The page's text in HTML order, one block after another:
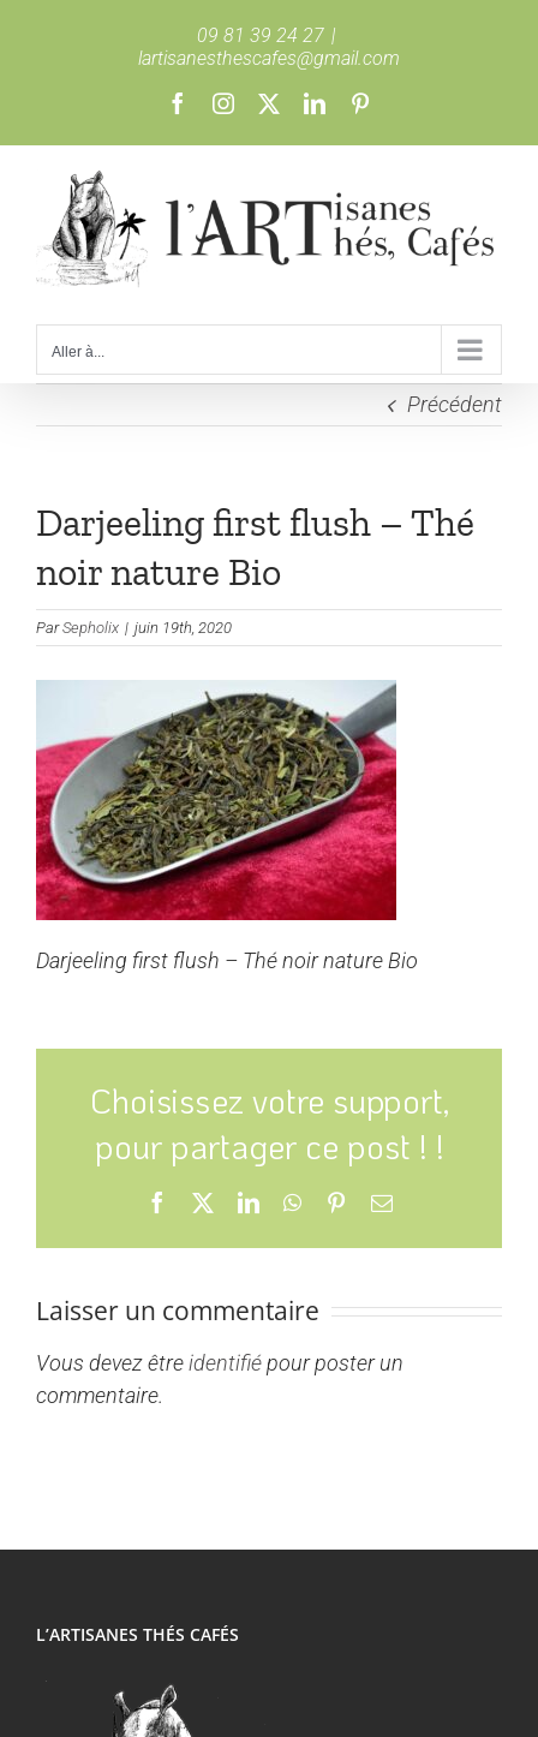
09 81 39 24 27 |
lartisanesthescafes@gmail.com
FacebookInstagram LinkedIn
Aller à...
Précédent
Darjeeling first flush – Thé
noir nature Bio
ParSepholix | juin 19th, 2020
Darjeeling first flush – Thé noir nature Bio
Choisissez votre support,
pour partager ce post ! !
Facebook
X LinkedInWhatsApp
PinterestEmail
Laisser un commentaire
Vous devez êtreidentifiépour poster un
commentaire.
L’ARTISANES THÉS CAFÉS